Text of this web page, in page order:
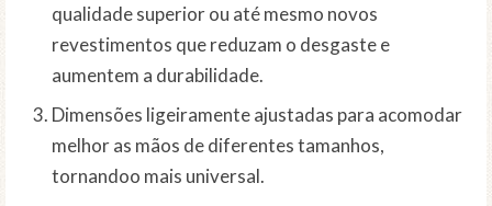
qualidade superior ou até mesmo novos
revestimentos que reduzam o desgaste e
aumentem a durabilidade.
Dimensões ligeiramente ajustadas para acomodar
melhor as mãos de diferentes tamanhos,
tornandoo mais universal.